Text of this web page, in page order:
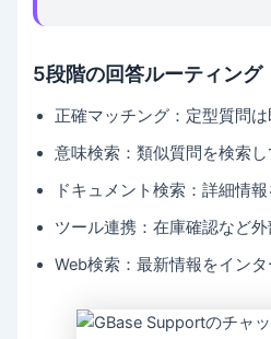
5段階の回答ルーティング
正確マッチング：定型質問
意味検索：類似質問を検索
ドキュメント検索：詳細情
ツール連携：在庫確認など
Web検索：最新情報をイン